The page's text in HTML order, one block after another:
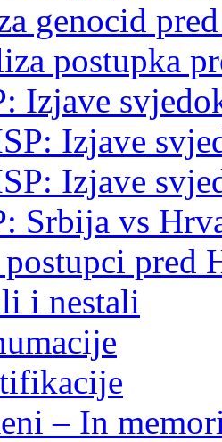
genocid
postupka
Izjave
Izjave
Izjave
Srbija vs
pred
i nestali
– In